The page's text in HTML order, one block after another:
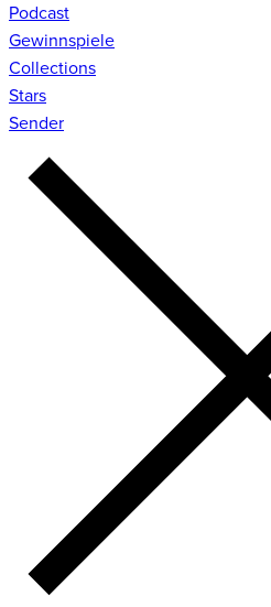
Podcast
Gewinnspiele
Collections
Stars
Sender